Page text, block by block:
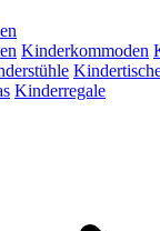
Kinderkommoden
Kinderregale